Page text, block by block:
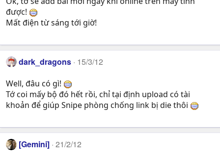
được!
Mất điện từ sáng tới giờ!
dark_dragons 15/3/12
Well, đâu có gì!
Tớ coi mấy bộ đó hết rồi, chỉ tại định upload có tài
khoản để giúp Snipe phòng chống link bị die thôi
[Gemini] 21/2/12